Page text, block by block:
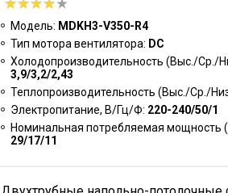
Модель: MDKH3-V350-R4
Тип мотора вентилятора: DC
Холодопроизводительность (Выс./Ср./
3,9/3,2/2,43
Теплопроизводительность (Выс./Ср./
Электропитание, В/Гц/Ф: 220-240/50/1
Номинальная потребляемая мощность
29/17/11